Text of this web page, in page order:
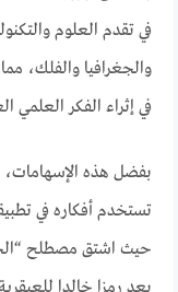
في تقدم العلوم
والجغرافيا والفلك،
في إثراء الفكر العلمي
بفضل هذه الإسهامات،
تستخدم أفكاره في